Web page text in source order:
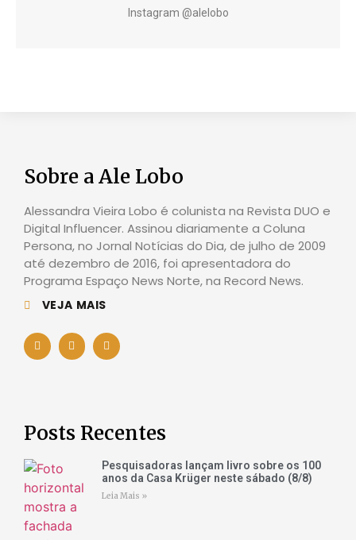
Instagram @alelobo
Sobre a Ale Lobo
Alessandra Vieira Lobo é colunista na Revista DUO e
Digital Influencer. Assinou diariamente a Coluna
Persona, no Jornal Notícias do Dia, de julho de 2009
até dezembro de 2016, foi apresentadora do
Programa Espaço News Norte, na Record News.
VEJA MAIS
Posts Recentes
Pesquisadoras lançam livro sobre os 100
anos da Casa Krüger neste sábado (8/8)
Leia Mais »